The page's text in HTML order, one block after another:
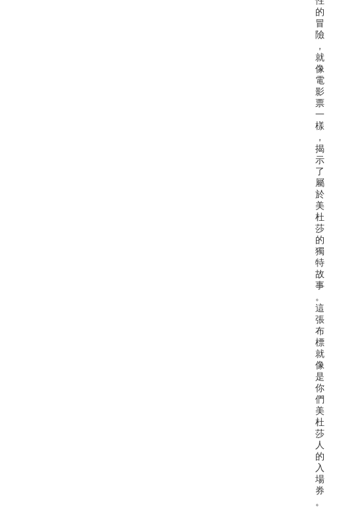
的
冒
險
，
就
像
電
影
票
一
樣
，
揭
示
了
屬
於
美
杜
莎
的
獨
特
故
事
。
這
張
布
標
就
像
是
你
們
美
杜
莎
人
的
入
場
券
。